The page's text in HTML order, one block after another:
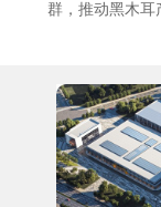
群，推动黑木耳